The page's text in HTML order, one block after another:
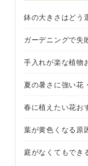
鉢の大きさはどう
ガーデニングで失
手入れが楽な植物
夏の暑さに強い花
春に植えたい花お
葉が黄色くなる原
庭がなくてもでき